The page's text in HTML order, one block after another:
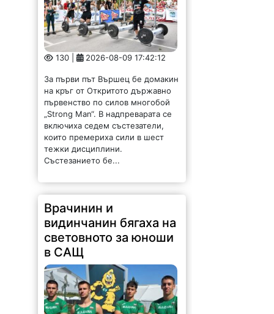
2026-08-09 17:42:12
на кръг от Откритото държавно
първенство по силов многобой
„Strong Man“. В надпреварата се
включиха седем състезатели,
които премериха сили в шест
тежки дисциплини.
Състезанието бе...
Врачинин и
видинчанин бягаха на
световното за юноши
в САЩ